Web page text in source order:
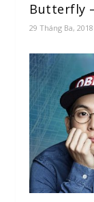
Butterfly
29 Tháng Ba, 2018